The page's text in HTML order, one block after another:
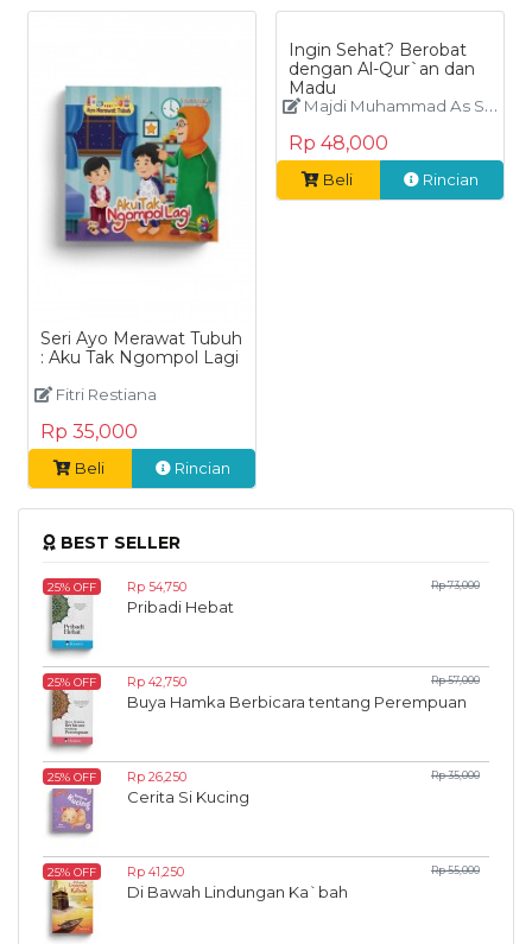
Seri Ayo Merawat Tubuh
: Aku Tak Ngompol Lagi
Fitri Restiana
Rp 35,000
Beli Rincian
Ingin Sehat? Berobat
dengan Al-Qur`an dan
Madu
Majdi Muhammad As Syahwani
Rp 48,000
Beli Rincian
BEST SELLER
25% OFF Rp 54,750 Rp 73,000
Pribadi Hebat
25% OFF Rp 42,750 Rp 57,000
Buya Hamka Berbicara tentang Perempuan
25% OFF Rp 26,250 Rp 35,000
Cerita Si Kucing
25% OFF Rp 41,250 Rp 55,000
Di Bawah Lindungan Ka`bah